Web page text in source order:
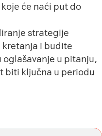
će naći put do
strategije
kretanja i budite
u pitanju,
biti ključna u periodu